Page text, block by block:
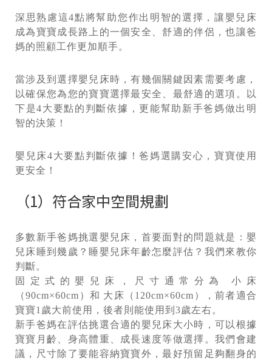
深思熟慮這4點將幫助您作出明智的選擇，讓嬰兒床
成為寶寶成長路上的一個安全、舒適的伴侶，也讓爸
媽的照顧工作更加順手。
當涉及到選擇嬰兒床時，有幾個關鍵因素需要考慮，
以確保您為您的寶寶選擇最安全、最舒適的選項。以
下是4大要點的判斷依據，更能幫助新手爸媽做出明
智的決策！
嬰兒床4大要點判斷依據！爸媽選購安心，寶寶使用
更安全！
（1）符合家中空間規劃
多數新手爸媽挑選嬰兒床，首要面對的問題就是：嬰
兒床睡到幾歲？睡嬰兒床年齡怎麼評估？我們來教你
判斷。
固定式的嬰兒床，尺寸通常分為 小床
（90cm×60cm）和 大床（120cm×60cm），前者適合
寶寶1歲大前使用，後者則能使用到3歲左右。
新手爸媽在評估挑選合適的嬰兒床大小時，可以根據
寶寶月齡、身高體重、成長速度等做選擇。我們會建
議，尺寸除了要能容納寶寶外，最好預留足夠翻身的